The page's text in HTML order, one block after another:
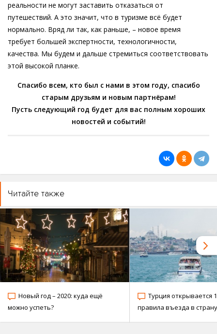
реальности не могут заставить отказаться от
путешествий. А это значит, что в туризме всё будет
нормально. Вряд ли так, как раньше, – новое время
требует большей экспертности, технологичности,
качества. Мы будем и дальше стремиться соответствовать
этой высокой планке.
Спасибо всем, кто был с нами в этом году, спасибо
старым друзьям и новым партнёрам!
Пусть следующий год будет для вас полным хороших
новостей и событий!
Читайте также
Новый год – 2020: куда ещё
можно успеть?
Турция открывается
правила въезда в страну